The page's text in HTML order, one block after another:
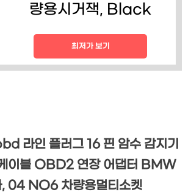
량용시거잭, Black
최저가 보기
라인 플러그 16 핀 암수 감지기
이블 OBD2 연장 어댑터 BMW
, 04 NO6 차량용멀티소켓